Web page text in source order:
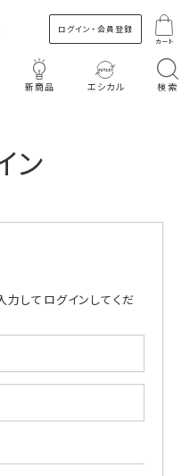
ログイン・会員登録
カート
新商品 エシカル 検索
ン
力してログインしてくだ